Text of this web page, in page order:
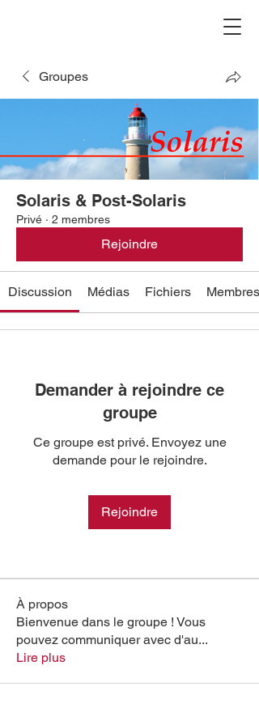
Groupes
Solaris & Post-Solaris
Privé · 2 membres
Rejoindre
Discussion Médias Fichiers Membres
Demander à rejoindre ce
groupe
Ce groupe est privé. Envoyez une
demande pour le rejoindre.
Rejoindre
À propos
Bienvenue dans le groupe ! Vous
pouvez communiquer avec d'au...
Lire plus